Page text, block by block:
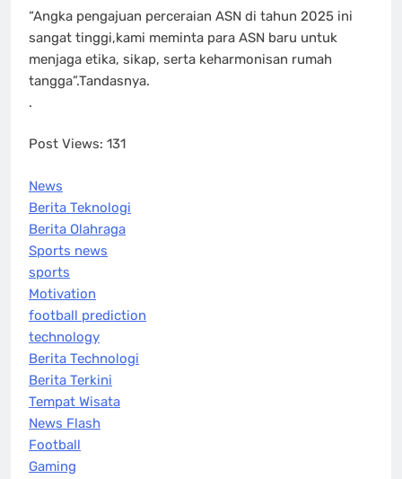
“Angka pengajuan perceraian ASN di tahun 2025 ini
sangat tinggi,kami meminta para ASN baru untuk
menjaga etika, sikap, serta keharmonisan rumah
tangga”.Tandasnya.
.
Post Views: 131
News
Berita Teknologi
Berita Olahraga
Sports news
sports
Motivation
football prediction
technology
Berita Technologi
Berita Terkini
Tempat Wisata
News Flash
Football
Gaming